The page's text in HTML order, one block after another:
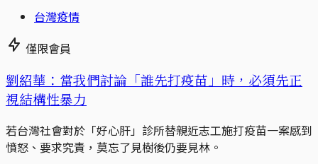
台灣疫情
僅限會員
劉紹華：當我們討論「誰先打疫苗」時，必須先正
視結構性暴力
若台灣社會對於「好心肝」診所替親近志工施打疫苗一案感到
憤怒、要求究責，莫忘了見樹後仍要見林。